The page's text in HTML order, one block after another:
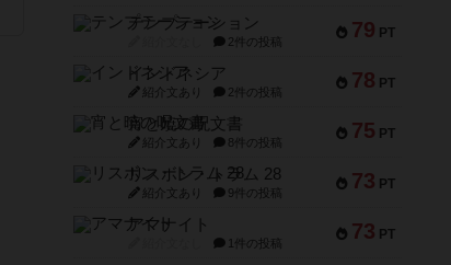
79 PT
テンプテーション
2件の投稿
78 PT
インドネシア
紹介文あり 2件の投稿
75 PT
宵と暁の呪文書
紹介文あり 8件の投稿
73 PT
リスボン・トラム 28
紹介文あり 9件の投稿
73 PT
アマナイト
1件の投稿